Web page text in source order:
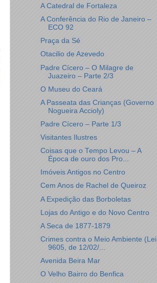
A Catedral de Fortaleza
A Conferência do Rio de Janeiro –
ECO 92
Praça da Sé
Otacilio de Azevedo
Padre Cícero – O Milagre de
Juazeiro – Parte 2/3
O Museu do Ceará
A Passeata das Crianças (Governo
Nogueira Accioly)
Padre Cícero – Parte 1/3
Visitantes Ilustres
Coisas que o Tempo Levou – A
Época de ouro dos Pro...
Imóveis Antigos no Centro
Cem Anos de Rachel de Queiroz
A Expedição das Borboletas
Lojas do Antigo e do Novo Centro
A Seca de 1877-1879
Crimes contra o Meio Ambiente (Lei
9605, de 12/02/...
Avenida Beira Mar
O Velho Bairro do Benfica